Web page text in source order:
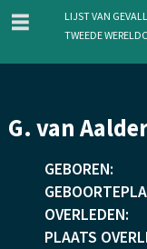
en
inhoud
menu
Lijst van
Tweede
G. van
GEBOREN:
OVERLEDEN:
PLAATS